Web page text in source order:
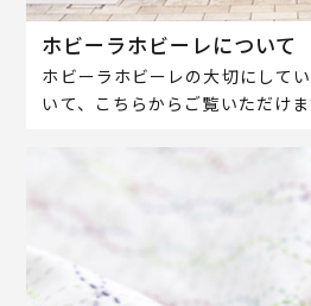
ホビーラホビーレについて
ホビーラホビーレの大切にして
いて、こちらからご覧いただけま